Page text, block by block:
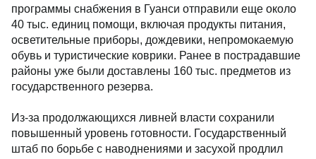
программы снабжения в Гуанси отправили еще около
40 тыс. единиц помощи, включая продукты питания,
осветительные приборы, дождевики, непромокаемую
обувь и туристические коврики. Ранее в пострадавшие
районы уже были доставлены 160 тыс. предметов из
государственного резерва.
Из-за продолжающихся ливней власти сохранили
повышенный уровень готовности. Государственный
штаб по борьбе с наводнениями и засухой продлил